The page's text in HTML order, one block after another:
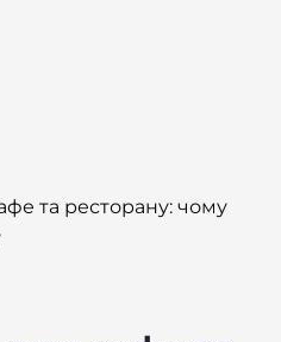
та ресторану: чому